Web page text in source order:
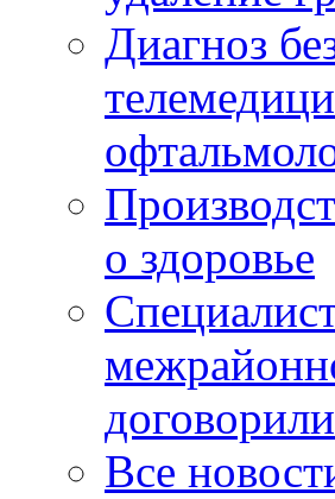
Диагноз
о здоровье
Все